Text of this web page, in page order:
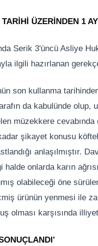
ÜZERİNDEN 1
Serik 3'üncü Asliye
ilgili hazırlanan
son kullanma
da kabulünde olup,
müzekkere
şikayet konusu
anlaşılmıştır.
halde onlarda karın
olabileceği öne
ürünün yenmesi ile
olması karşısında